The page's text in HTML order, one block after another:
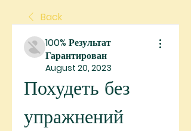
Back
100% Результат
Гарантирован
August 20, 2023
Похудеть без
упражнений